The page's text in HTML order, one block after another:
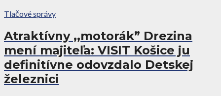
Tlačové správy
Atraktívny ,,motorák” Drezina
mení majiteľa: VISIT Košice ju
definitívne odovzdalo Detskej
železnici